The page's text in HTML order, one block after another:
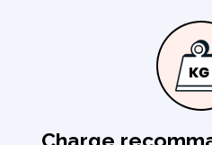
Charge